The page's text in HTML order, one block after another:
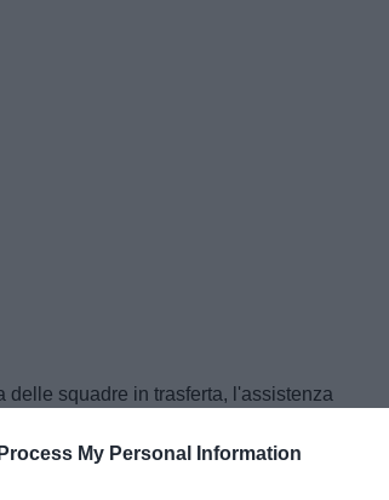
My Personal Information
delle squadre in trasferta, l'assistenza
stadio e degli spogliatoi, la valutazione
appunto, la qualità del campo.